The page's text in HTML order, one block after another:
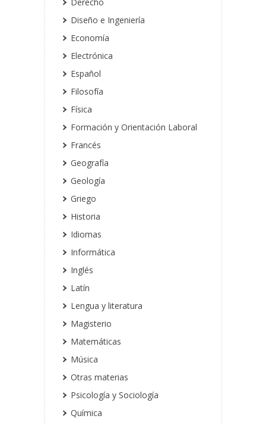
Derecho
Diseño e Ingeniería
Economía
Electrónica
Español
Filosofía
Física
Formación y Orientación Laboral
Francés
Geografía
Geología
Griego
Historia
Idiomas
Informática
Inglés
Latín
Lengua y literatura
Magisterio
Matemáticas
Música
Otras materias
Psicología y Sociología
Química